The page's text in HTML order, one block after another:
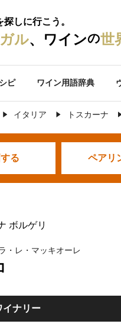
しに行こう。
ル、ワインの世
ピ ワイン用語辞典
イタリア トスカーナ
る ペアリ
ボルゲリ
・レ・マッキオーレ
イナリー